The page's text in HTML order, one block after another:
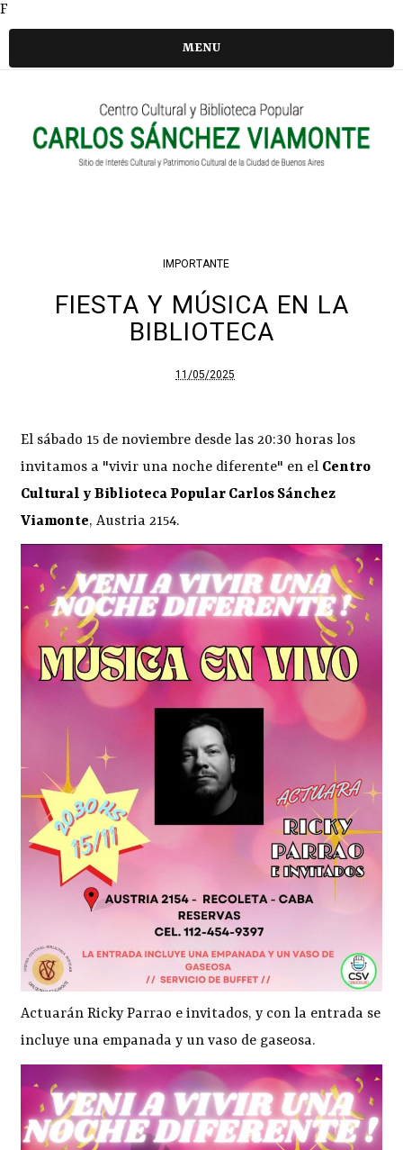
F
MENU
IMPORTANTE
FIESTA Y MÚSICA EN LA
BIBLIOTECA
11/05/2025
El sábado 15 de noviembre desde las 20:30 horas los
invitamos a "vivir una noche diferente" en el Centro
Cultural y Biblioteca Popular Carlos Sánchez
Viamonte, Austria 2154.
Actuarán Ricky Parrao e invitados, y con la entrada se
incluye una empanada y un vaso de gaseosa.